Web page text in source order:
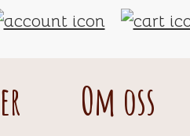
Om oss